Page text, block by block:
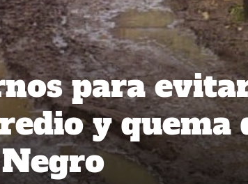
para
y quema